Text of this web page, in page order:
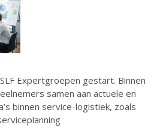
Expertgroepen gestart. Binnen
samen aan actuele en
binnen service-logistiek, zoals